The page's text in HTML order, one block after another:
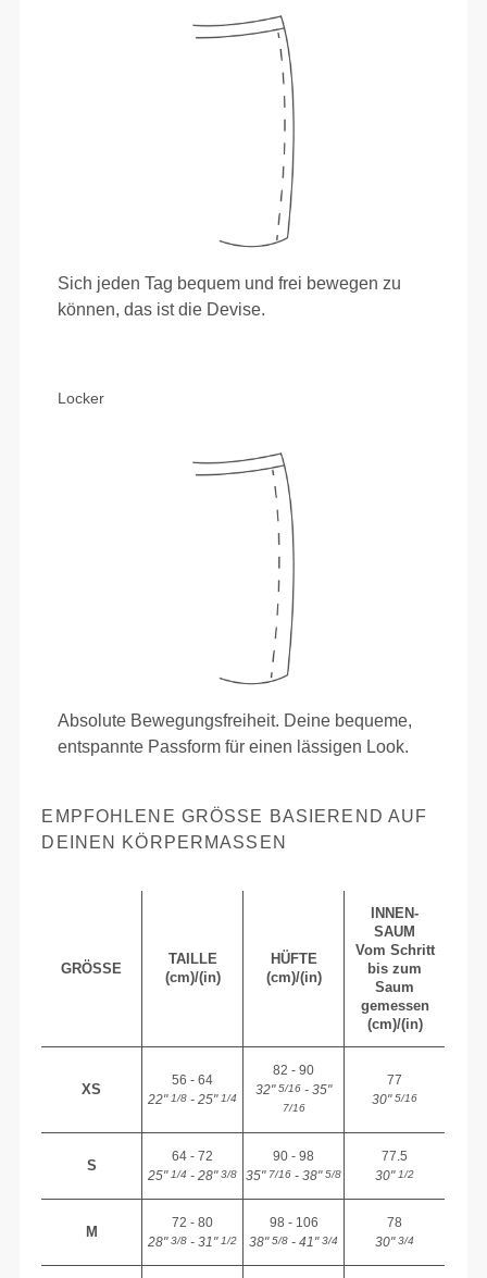
Sich jeden Tag bequem und frei bewegen zu
können, das ist die Devise.
Locker
Absolute Bewegungsfreiheit. Deine bequeme,
entspannte Passform für einen lässigen Look.
EMPFOHLENE GRÖSSE BASIEREND AUF D
EINEN KÖRPERMASSEN
GRÖSSE
TAILLE
(cm)/(in)
HÜFTE
(cm)/(in)
INNEN-
SAUM
Vom Schritt
bis zum
Saum
gemessen
(cm)/(in)
XS
56 - 64
22"1/8 - 25"1/4
82 - 90
32"5/16 - 35"
7/16
77
30"5/16
S
64 - 72
25"1/4 - 28"3/8
90 - 98
35"7/16 - 38"5/8
77.5
30"1/2
M
72 - 80
28"3/8 - 31"1/2
98 - 106
38"5/8 - 41"3/4
78
30"3/4